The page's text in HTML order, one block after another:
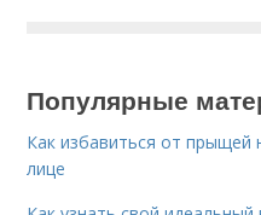
Популярные
Как избавиться от
лице